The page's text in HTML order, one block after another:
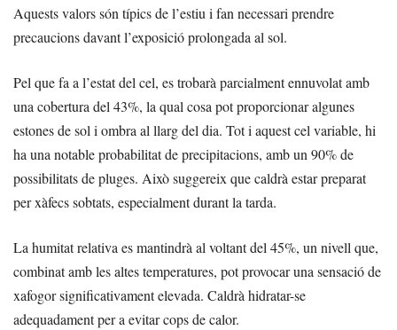
Aquests valors són típics de l’estiu i fan necessari prendre
precaucions davant l’exposició prolongada al sol.
Pel que fa a l’estat del cel, es trobarà parcialment ennuvolat amb
una cobertura del 43%, la qual cosa pot proporcionar algunes
estones de sol i ombra al llarg del dia. Tot i aquest cel variable, hi
ha una notable probabilitat de precipitacions, amb un 90% de
possibilitats de pluges. Això suggereix que caldrà estar preparat
per xàfecs sobtats, especialment durant la tarda.
La humitat relativa es mantindrà al voltant del 45%, un nivell que,
combinat amb les altes temperatures, pot provocar una sensació de
xafogor significativament elevada. Caldrà hidratar-se
adequadament per a evitar cops de calor.